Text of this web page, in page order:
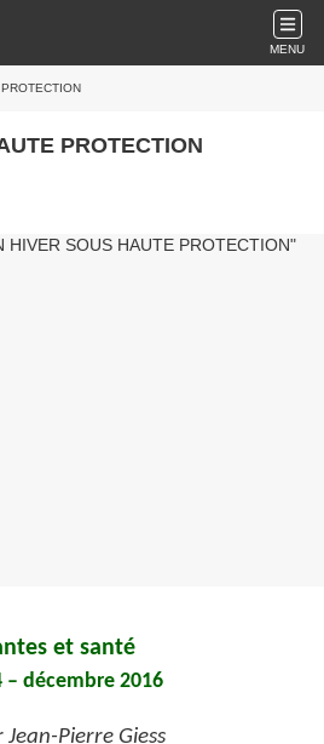
MENU
PROTECTION
et santé
– décembre 2016
Pierre Giess